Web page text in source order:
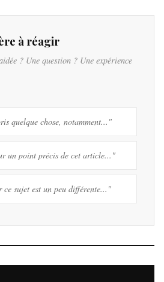
à réagir
? Une question ? Une expérience
quelque chose, notamment..."
un point précis de cet article..."
ce sujet est un peu différente..."